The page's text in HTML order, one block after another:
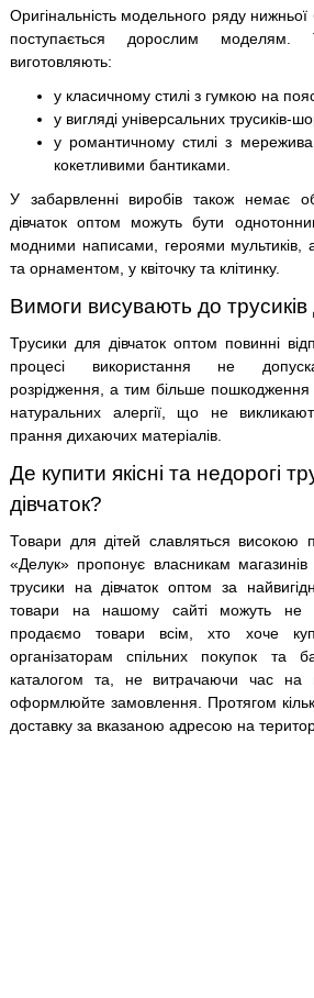
Оригінальність модельного ряду нижньої
поступається дорослим моделям.
виготовляють:
у класичному стилі з гумкою на
у вигляді універсальних трусиків-
у романтичному стилі з
кокетливими бантиками.
У забарвленні виробів також немає
дівчаток оптом можуть бути
модними написами, героями мультиків,
та орнаментом, у квіточку та клітинку.
Вимоги висувають до трусиків
Трусики для дівчаток оптом повинні
процесі використання не
розрідження, а тим більше
натуральних алергії, що не
прання дихаючих матеріалів.
Де купити якісні та недорогі
дівчаток?
Товари для дітей славляться високою
«Делук» пропонує власникам магазинів
трусики на дівчаток оптом за
товари на нашому сайті можуть не
продаємо товари всім, хто хоче
організаторам спільних покупок та
каталогом та, не витрачаючи час на
оформлюйте замовлення. Протягом
доставку за вказаною адресою на